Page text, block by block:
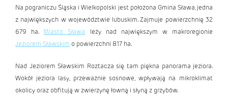
Na pograniczu Śląska i Wielkopolski jest położona Gmina Sława, jedna
z największych w województwie lubuskim. Zajmuje powierzchnię 32
679 ha. Miasto Sława leży nad największym w makroregionie
Jeziorem Sławskim o powierzchni 817 ha.
Nad Jeziorem Sławskim Roztacza się tam piękna panorama jeziora.
Wokół jeziora lasy, przeważnie sosnowe, wpływają na mikroklimat
okolicy oraz obfitują w zwierzynę łowną i słyną z grzybów.